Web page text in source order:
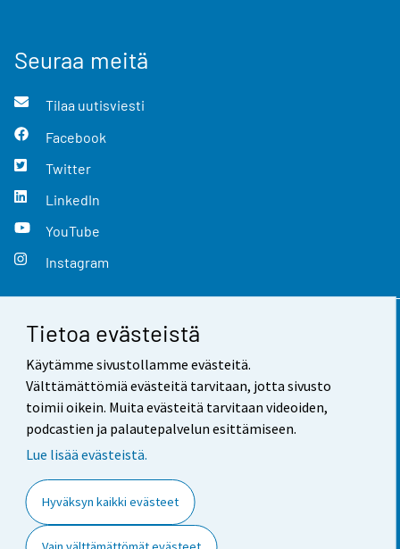
Tietoa evästeistä
Käytämme sivustollamme evästeitä.
Välttämättömiä evästeitä tarvitaan, jotta sivusto
toimii oikein. Muita evästeitä tarvitaan videoiden,
podcastien ja palautepalvelun esittämiseen.
Lue lisää evästeistä.
Hyväksyn kaikki evästeet
Seuraa meitä
Tilaa uutisviesti
Facebook
Twitter
LinkedIn
YouTube
Instagram
Yhteystiedot
Palaute
Käyttöehdot
Saavutettavuus
Tietoa sivustosta